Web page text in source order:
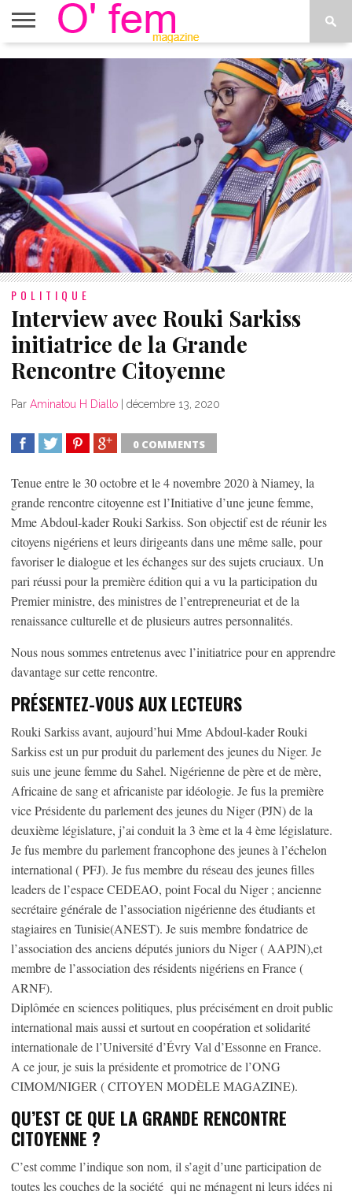
ACCUEIL
POLITIQUE
Interview avec Rouki Sarkiss
initiatrice de la Grande
Rencontre Citoyenne
Par Aminatou H Diallo | décembre 13, 2020
0 COMMENTS
Tenue entre le 30 octobre et le 4 novembre 2020 à Niamey, la
grande rencontre citoyenne est l’Initiative d’une jeune femme,
Mme Abdoul-kader Rouki Sarkiss. Son objectif est de réunir les
citoyens nigériens et leurs dirigeants dans une même salle, pour
favoriser le dialogue et les échanges sur des sujets cruciaux. Un
pari réussi pour la première édition qui a vu la participation du
Premier ministre, des ministres de l’entrepreneuriat et de la
renaissance culturelle et de plusieurs autres personnalités.
Nous nous sommes entretenus avec l’initiatrice pour en apprendre
davantage sur cette rencontre.
PRÉSENTEZ-VOUS AUX LECTEURS
Rouki Sarkiss avant, aujourd’hui Mme Abdoul-kader Rouki
Sarkiss est un pur produit du parlement des jeunes du Niger. Je
suis une jeune femme du Sahel. Nigérienne de père et de mère,
Africaine de sang et africaniste par idéologie. Je fus la première
vice Présidente du parlement des jeunes du Niger (PJN) de la
deuxième législature, j’ai conduit la 3 ème et la 4 ème législature.
Je fus membre du parlement francophone des jeunes à l’échelon
international ( PFJ). Je fus membre du réseau des jeunes filles
leaders de l’espace CEDEAO, point Focal du Niger ; ancienne
secrétaire générale de l’association nigérienne des étudiants et
stagiaires en Tunisie(ANEST). Je suis membre fondatrice de
l’association des anciens députés juniors du Niger ( AAPJN),et
membre de l’association des résidents nigériens en France (
ARNF).
Diplômée en sciences politiques, plus précisément en droit public
international mais aussi et surtout en coopération et solidarité
internationale de l’Université d’Évry Val d’Essonne en France.
A ce jour, je suis la présidente et promotrice de l’ONG
CIMOM/NIGER ( CITOYEN MODÈLE MAGAZINE).
QU’EST CE QUE LA GRANDE RENCONTRE
CITOYENNE ?
C’est comme l’indique son nom, il s’agit d’une participation de
toutes les couches de la société qui ne ménagent ni leurs idées ni